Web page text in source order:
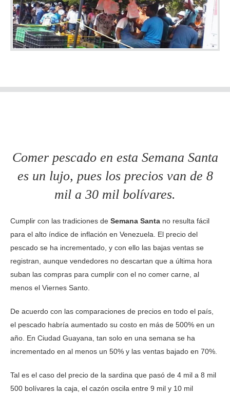
Comer pescado en esta Semana Santa
es un lujo, pues los precios van de 8
mil a 30 mil bolívares.
Cumplir con las tradiciones de Semana Santa no resulta fácil
para el alto índice de inflación en Venezuela. El precio del
pescado se ha incrementado, y con ello las bajas ventas se
registran, aunque vendedores no descartan que a última hora
suban las compras para cumplir con el no comer carne, al
menos el Viernes Santo.
De acuerdo con las comparaciones de precios en todo el país,
el pescado habría aumentado su costo en más de 500% en un
año. En Ciudad Guayana, tan solo en una semana se ha
incrementado en al menos un 50% y las ventas bajado en 70%.
Tal es el caso del precio de la sardina que pasó de 4 mil a 8 mil
500 bolívares la caja, el cazón oscila entre 9 mil y 10 mil